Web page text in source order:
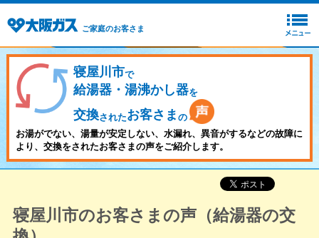
ご家庭のお客さま
寝屋川市で
給湯器・湯沸かし器を
交換されたお客さま の
お湯がでない、湯量が安定しない、水漏れ、異音がするなどの故障に
より、交換をされたお客さまの声をご紹介します。
寝屋川市のお客さまの声（給湯器の交